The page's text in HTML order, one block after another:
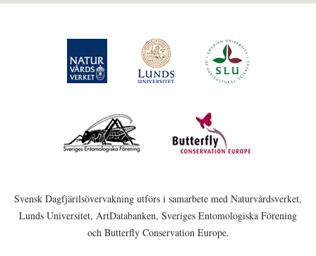
Svensk Dagfjärilsövervakning utförs i samarbete med Naturvårdsverket,
Lunds Universitet, ArtDatabanken, Sveriges Entomologiska Förening
och Butterfly Conservation Europe.